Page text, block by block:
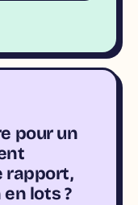
pour un
rapport,
lots ?